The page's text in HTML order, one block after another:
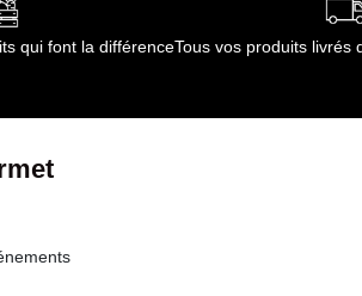
de Transgourmet
qui font la différenceTous vos produits livrés